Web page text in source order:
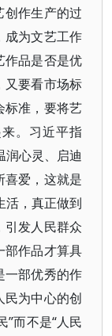
创作生产的过
成为文艺工作
作品是否是优
又要看市场标
标准，要将艺
。习近平指
润心灵、启迪
爱，这就是
活，真正做到
发人民群众
部作品才算具
一部优秀的作
为中心的创
”而不是“人民